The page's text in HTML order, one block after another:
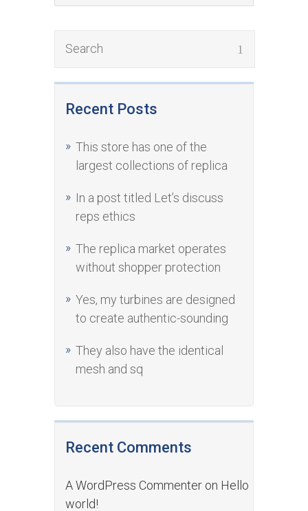
Recent Posts
This store has one of the
largest collections of replica
In a post titled Let’s discuss
reps ethics
The replica market operates
without shopper protection
Yes, my turbines are designed
to create authentic-sounding
They also have the identical
mesh and sq
Recent Comments
A WordPress Commenter on Hello
world!